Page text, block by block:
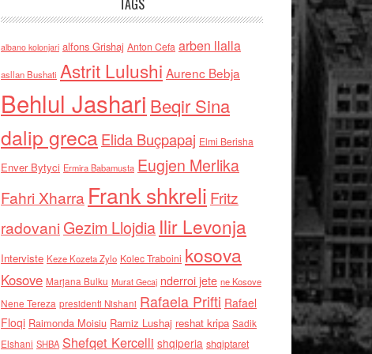
TAGS
albano kolonjari alfons Grishaj Anton Cefa arben llalla
asllan Bushati Astrit Lulushi Aurenc Bebja
Behlul Jashari Beqir Sina
dalip grecaElida Buçpapaj Elmi Berisha
Enver Bytyci Ermira Babamusta Eugjen Merlika
Fahri Xharra Frank shkreli Fritz
radovaniGezim Llojdia Ilir Levonja
Interviste Keze Kozeta Zylo Kolec Traboini kosova
Kosove Marjana Bulku Murat Gecaj nderroi jete ne Kosove
Nene Tereza presidenti Nishani Rafaela Prifti Rafael
Floqi Raimonda Moisiu Ramiz Lushaj reshat kripa Sadik
Elshani SHBA Shefqet Kercelli shqiperia shqiptaret